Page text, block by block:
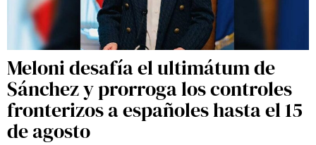
Meloni desafía el ultimátum de
Sánchez y prorroga los controles
fronterizos a españoles hasta el 15
de agosto